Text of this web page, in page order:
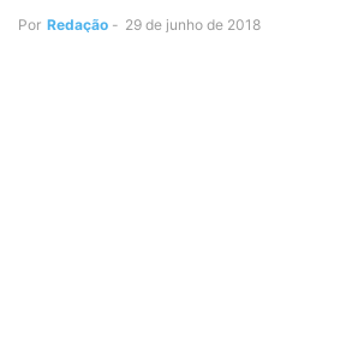
Por Redação - 29 de junho de 2018